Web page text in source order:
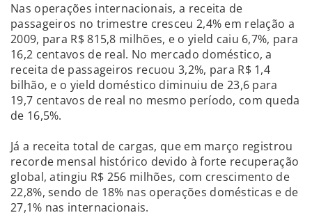
Nas operações internacionais, a receita de
passageiros no trimestre cresceu 2,4% em relação a
2009, para R$ 815,8 milhões, e o yield caiu 6,7%, para
16,2 centavos de real. No mercado doméstico, a
receita de passageiros recuou 3,2%, para R$ 1,4
bilhão, e o yield doméstico diminuiu de 23,6 para
19,7 centavos de real no mesmo período, com queda
de 16,5%.
Já a receita total de cargas, que em março registrou
recorde mensal histórico devido à forte recuperação
global, atingiu R$ 256 milhões, com crescimento de
22,8%, sendo de 18% nas operações domésticas e de
27,1% nas internacionais.